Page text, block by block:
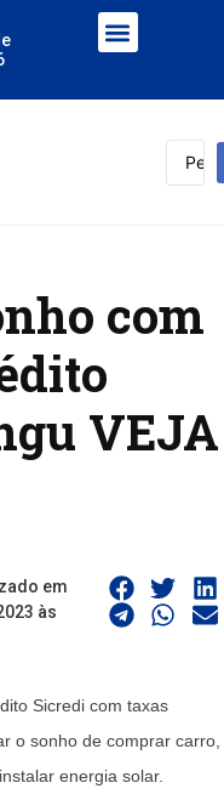
com
VEJA
em
às
Sicredi com taxas
o sonho de comprar carro,
energia solar.